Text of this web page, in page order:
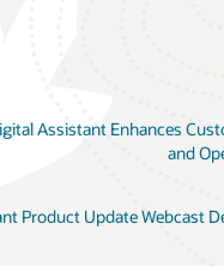
Assistant Enhances
and
Product Update Webcast